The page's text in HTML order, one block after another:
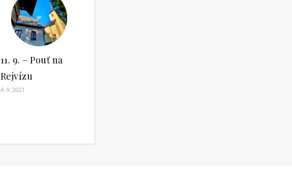
11. 9. – Pouť na
Rejvízu
4. 9. 2021